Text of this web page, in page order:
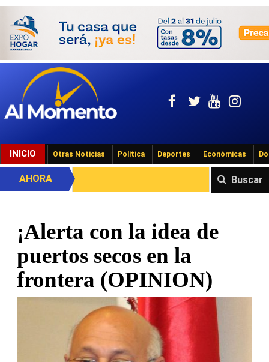
INICIO Otras Noticias Política Deportes Económicas
Buscar
AHORA
¡Alerta con la idea de
puertos secos en la
frontera (OPINION)